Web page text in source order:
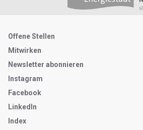
Metanavigation
Offene Stellen
Mitwirken
Newsletter abonnieren
Instagram
Facebook
LinkedIn
Index